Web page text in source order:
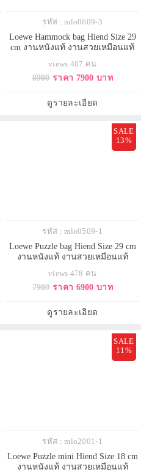
รหัส : mlo0609-3
Loewe Hammock bag Hiend Size 29
cm งานหนังแท้ งานสวยเหมือนแท้
views 407 คน
8900 ราคา 7900 บาท
ดูรายละเอียด
SALE
13%
รหัส : mlo0509-1
Loewe Puzzle bag Hiend Size 29 cm
งานหนังแท้ งานสวยเหมือนแท้
views 478 คน
7900 ราคา 6900 บาท
ดูรายละเอียด
SALE
11%
รหัส : mlo2001-1
Loewe Puzzle mini Hiend Size 18 cm
งานหนังแท้ งานสวยเหมือนแท้